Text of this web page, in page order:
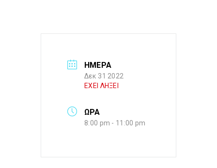
ΗΜΕΡΑ
Δεκ 31 2022
ΕΧΕΙ ΛΗΞΕΙ
ΩΡΑ
8:00 pm - 11:00 pm